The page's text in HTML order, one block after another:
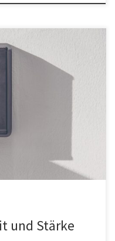
Steckdose, die für
mit Schuko-Steckern
von Elektrogeräten
in Europa zu
Zuverlässigkeit und
und Stärke